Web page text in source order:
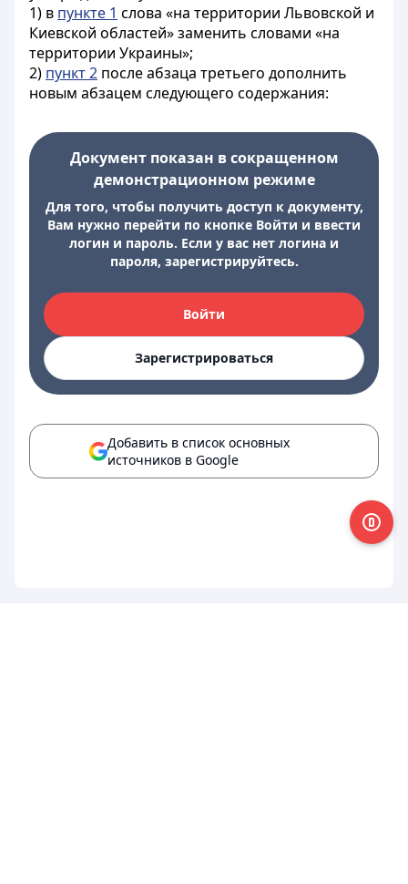
1) в пункте 1 слова «на территории Львовской и
Киевской областей» заменить словами «на
территории Украины»;
2) пункт 2 после абзаца третьего дополнить
новым абзацем следующего содержания:
Документ показан в сокращенном
демонстрационном режиме
Для того, чтобы получить доступ к документу,
Вам нужно перейти по кнопке Войти и ввести
логин и пароль. Если у вас нет логина и
пароля, зарегистрируйтесь.
Войти
Зарегистрироваться
Добавить в список основных
источников в Google